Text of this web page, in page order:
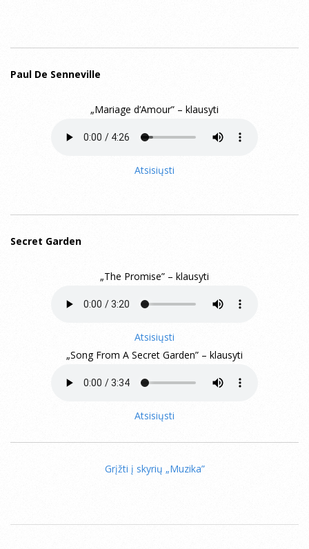
Paul De Senneville
„Mariage d’Amour” – klausyti
Atsisiųsti
Secret Garden
„The Promise” – klausyti
Atsisiųsti
„Song From A Secret Garden” – klausyti
Atsisiųsti
Grįžti į skyrių „Muzika”